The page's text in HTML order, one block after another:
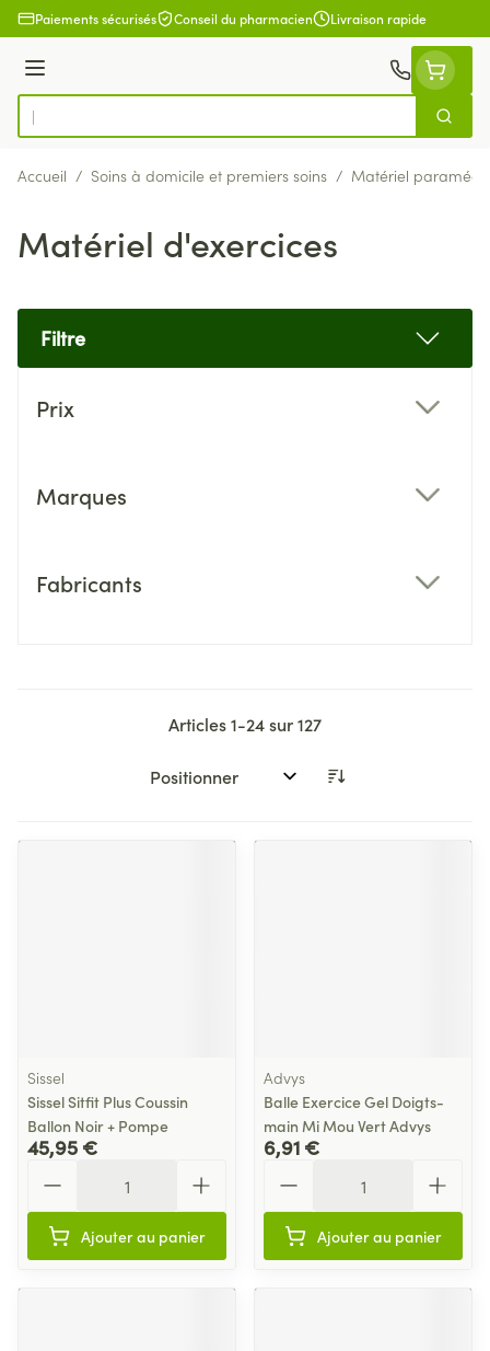
Aller au contenu
Paiements sécurisés Conseil du pharmacien Livraison rapide
Menu
Rechercher
Accueil / Soins à domicile et premiers soins / Matériel
Matériel d'exercices
Filtre
Prix
Marques
Fabricants
Articles1-24sur127
Trier par:
Sissel
Sissel Sitfit Plus Coussin
Ballon Noir + Pompe
45,95 €
Ajouter au panier
Advys
Balle Exercice Gel Doigts-
main Mi Mou Vert Advys
6,91 €
Ajouter au panier